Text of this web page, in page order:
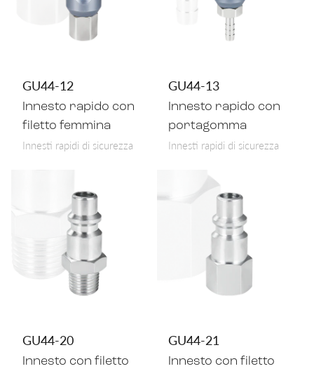
GU44-12
Innesto rapido con
filetto femmina
Innesti rapidi di sicurezza
GU44-13
Innesto rapido con
portagomma
Innesti rapidi di sicurezza
GU44-20
Innesto con filetto
GU44-21
Innesto con filetto